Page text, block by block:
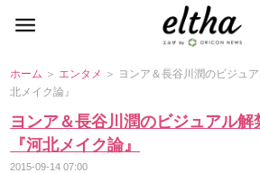
ホーム ＞ エンタメ ＞ ヨンア＆長谷川潤のビジュ
北メイク論』
ヨンア＆長谷川潤のビジュアル
『河北メイク論』
2015-09-14 07:00